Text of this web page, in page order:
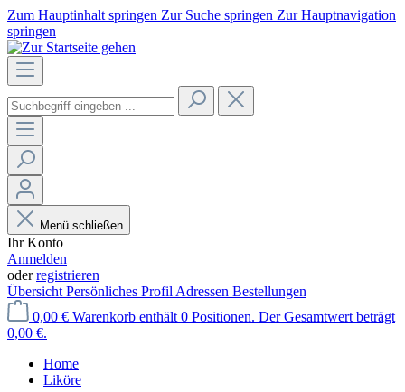
Zum Hauptinhalt springen Zur Suche springen Zur Hauptnavigation
springen
Menü schließen
Ihr Konto
Anmelden
oderregistrieren
Übersicht Persönliches Profil Adressen Bestellungen
0,00 € Warenkorb enthält 0 Positionen. Der Gesamtwert beträgt
0,00 €.
Home
Liköre